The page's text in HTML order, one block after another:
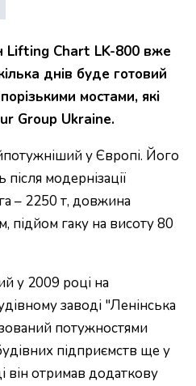
Lifting Chart LK-800 вже
днів буде готовий
мостами, які
Group Ukraine.
у Європі. Його
модернізації
– 2250 т, довжина
підйом гаку на висоту 80
у 2009 році на
заводі "Ленінська
потужностями
підприємств ще у
він отримав додаткову